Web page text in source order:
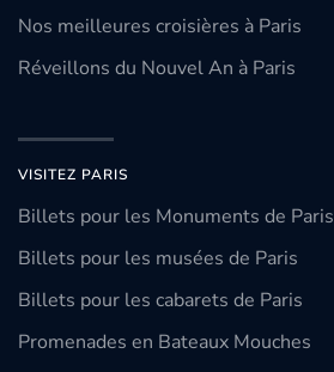
Nos meilleures croisières à Paris
Réveillons du Nouvel An à Paris
VISITEZ PARIS
Billets pour les Monuments de Paris
Billets pour les musées de Paris
Billets pour les cabarets de Paris
Promenades en Bateaux Mouches